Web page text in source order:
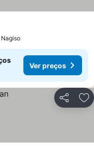
Ver preços
Partilhar